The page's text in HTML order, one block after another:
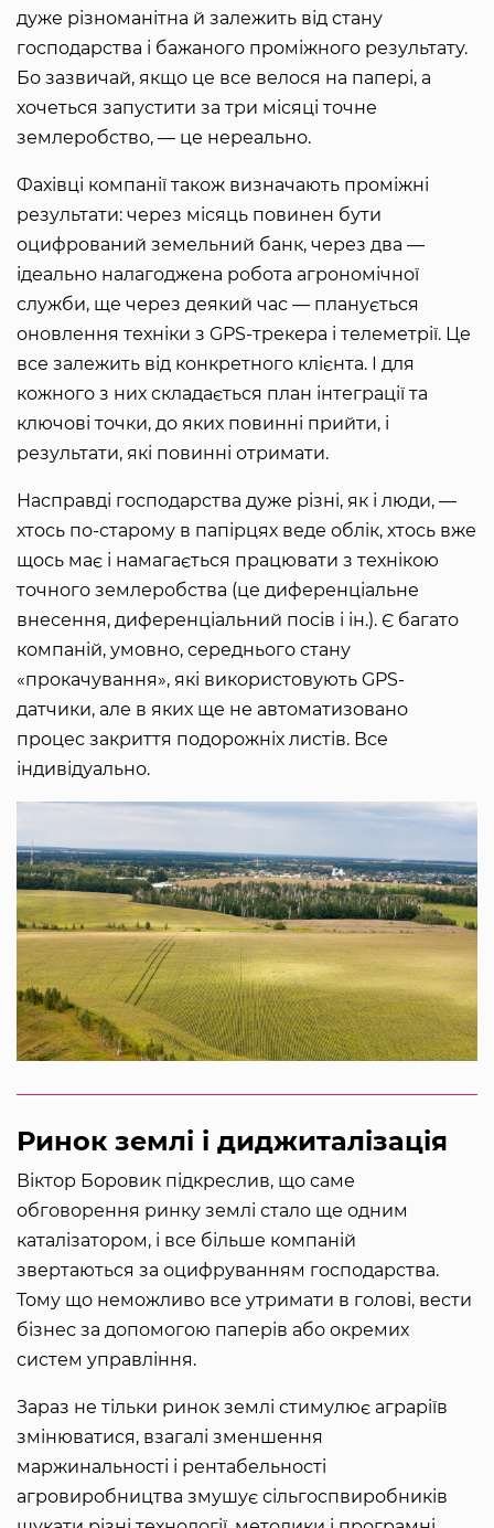
дуже різноманітна й залежить від стану
господарства і бажаного проміжного результату.
Бо зазвичай, якщо це все велося на папері, а
хочеться запустити за три місяці точне
землеробство, — це нереально.
Фахівці компанії також визначають проміжні
результати: через місяць повинен бути
оцифрований земельний банк, через два —
ідеально налагоджена робота агрономічної
служби, ще через деякий час — планується
оновлення техніки з GPS-трекера і телеметрії. Це
все залежить від конкретного клієнта. І для
кожного з них складається план інтеграції та
ключові точки, до яких повинні прийти, і
результати, які повинні отримати.
Насправді господарства дуже різні, як і люди, —
хтось по-старому в папірцях веде облік, хтось вже
щось має і намагається працювати з технікою
точного землеробства (це диференціальне
внесення, диференціальний посів і ін.). Є багато
компаній, умовно, середнього стану
«прокачування», які використовують GPS-
датчики, але в яких ще не автоматизовано
процес закриття подорожніх листів. Все
індивідуально.
Ринок землі і диджиталізація
Віктор Боровик підкреслив, що саме
обговорення ринку землі стало ще одним
каталізатором, і все більше компаній
звертаються за оцифруванням господарства.
Тому що неможливо все утримати в голові, вести
бізнес за допомогою паперів або окремих
систем управління.
Зараз не тільки ринок землі стимулює аграріїв
змінюватися, взагалі зменшення
маржинальності і рентабельності
агровиробництва змушує сільгоспвиробників